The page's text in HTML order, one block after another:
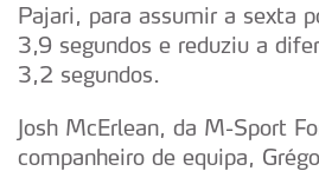
Pajari, para assumir a sexta
3,9 segundos e reduziu a
3,2 segundos.
Josh McErlean, da M-Sport
companheiro de equipa,